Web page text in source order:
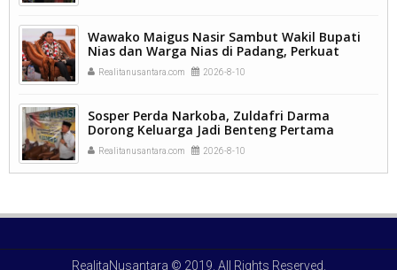
Wawako Maigus Nasir Sambut Wakil Bupati
Nias dan Warga Nias di Padang, Perkuat
Persaudaraan dalam Keberagaman
Realitanusantara.com 2026-8-10
Sosper Perda Narkoba, Zuldafri Darma
Dorong Keluarga Jadi Benteng Pertama
Lindungi Generasi Muda
Realitanusantara.com 2026-8-10
RealitaNusantara © 2019. All Rights Reserved.